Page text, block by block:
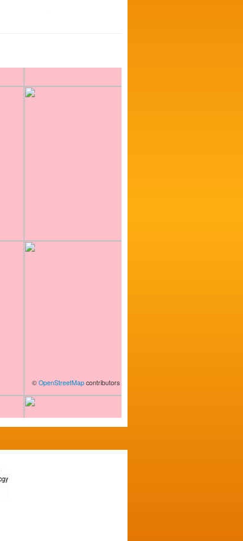
© OpenStreetMap contributors